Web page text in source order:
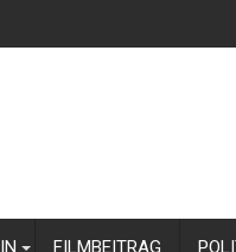
FILMBEITRAG